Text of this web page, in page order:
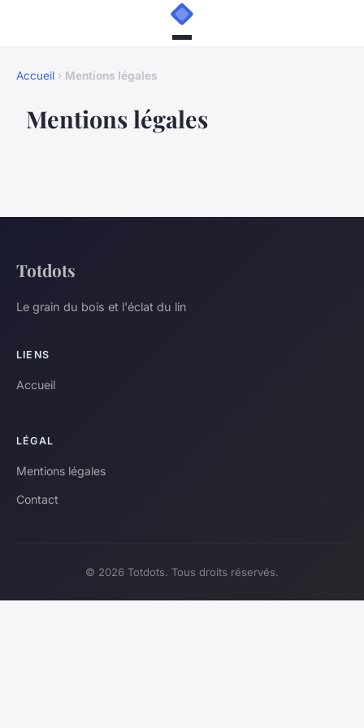
Accueil › Mentions légales
Mentions légales
Totdots
Le grain du bois et l'éclat du lin
LIENS
Accueil
LÉGAL
Mentions légales
Contact
© 2026 Totdots. Tous droits réservés.